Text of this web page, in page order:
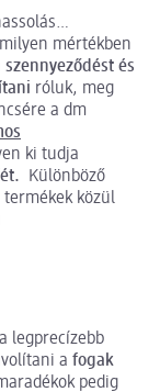
mértékben
szennyeződést és
róluk, meg
a dm
ki tudja
Különböző
közül
legprecízebb
a fogak
pedig